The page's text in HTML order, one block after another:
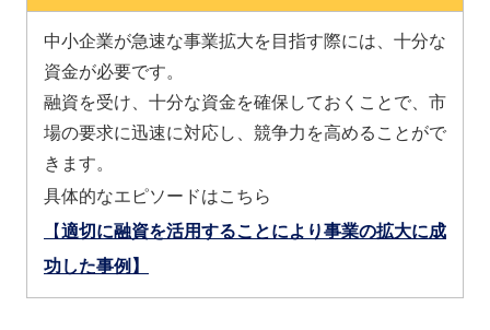
中小企業が急速な事業拡大を目指す際には、十分な
資金が必要です。
融資を受け、十分な資金を確保しておくことで、市
場の要求に迅速に対応し、競争力を高めることがで
きます。
具体的なエピソードはこちら
【適切に融資を活用することにより事業の拡大に成
功した事例】